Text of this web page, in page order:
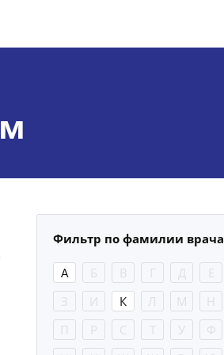
Фильтр по фамилии врача
А Б В Г Д Е
З
И К Л М Н
П
Р С Т У Ф